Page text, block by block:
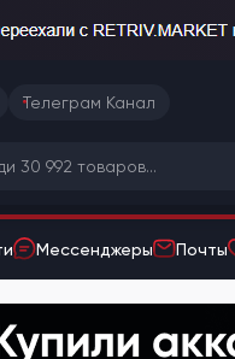
Телеграм Канал
Мессенджеры Почты